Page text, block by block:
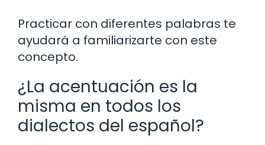
Practicar con diferentes palabras te
ayudará a familiarizarte con este
concepto.
¿La acentuación es la
misma en todos los
dialectos del español?